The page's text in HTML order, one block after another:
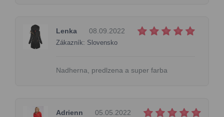
Lenka 08.09.2022
Zákazník: Slovensko
Nadherna, predlzena a super farba
Adrienn 05.05.2022